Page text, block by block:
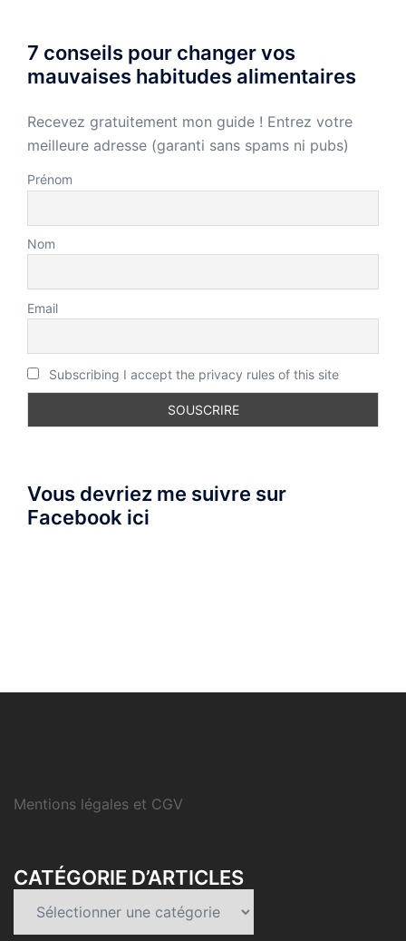
7 conseils pour changer vos
mauvaises habitudes alimentaires
Recevez gratuitement mon guide ! Entrez votre
meilleure adresse (garanti sans spams ni pubs)
Prénom
Nom
Email
Subscribing I accept the privacy rules of this site
Vous devriez me suivre sur
Facebook ici
Mentions légales et CGV
CATÉGORIE D’ARTICLES